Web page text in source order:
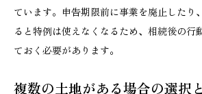
ています。申告期限前に事業を廃止したり
ると特例は使えなくなるため、相続後の行
ておく必要があります。
複数の土地がある場合の選択